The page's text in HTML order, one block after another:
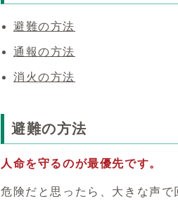
避難の方法
通報の方法
消火の方法
避難の方法
人命を守るのが最優先です。
危険だと思ったら、大きな声で